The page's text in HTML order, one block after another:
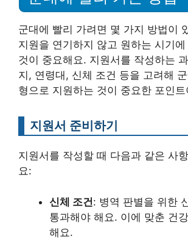
군대에 빨리 가려면 몇 가지 방법이
지원을 연기하지 않고 원하는 시기
것이 중요해요. 지원서를 작성하는
지, 연령대, 신체 조건 등을 고려해
형으로 지원하는 것이 중요한 포인트
지원서 준비하기
지원서를 작성할 때 다음과 같은 사
요:
신체 조건: 병역 판별을 위한
통과해야 해요. 이에 맞춘 건
해요.